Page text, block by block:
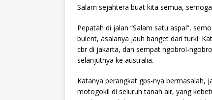
Salam sejahtera buat kita semua,
Pepatah di jalan “Salam satu aspal”,
bulent, asalanya jauh banget dari turki.
cbr di jakarta, dan sempat ngobrol-
selanjutnya ke australia.
Katanya perangkat gps-nya bermasalah,
motogokil di seluruh tanah air, yang